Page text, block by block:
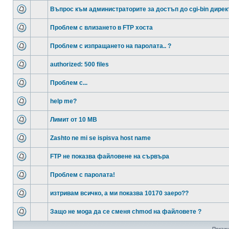
Въпрос към администраторите за достъп до cgi-bin
Проблем с влизането в FTP хоста
Проблем с изпращането на паролата.. ?
authorized: 500 files
Проблем с...
help me?
Лимит от 10 MB
Zashto ne mi se ispisva host name
FTP не показва файловене на сървъра
Проблем с паролата!
изтривам всичко, а ми показва 10170 заеро??
Защо не моga да се сменя chmod на файловете ?